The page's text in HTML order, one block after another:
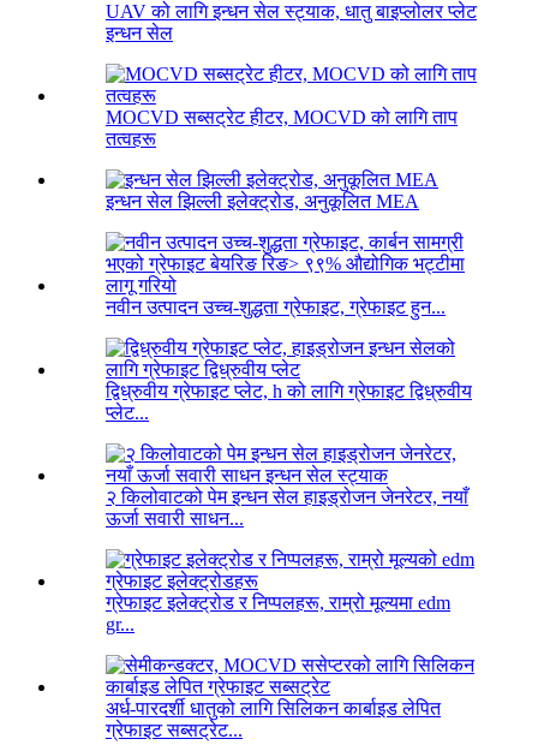
UAV को लागि इन्धन सेल स्ट्याक, धातु बाइप्लोलर प्लेट
इन्धन सेल
MOCVD सब्सट्रेट हीटर, MOCVD को लागि ताप
तत्वहरू
इन्धन सेल झिल्ली इलेक्ट्रोड, अनुकूलित MEA
नवीन उत्पादन उच्च-शुद्धता ग्रेफाइट, ग्रेफाइट हुन...
द्विध्रुवीय ग्रेफाइट प्लेट, h को लागि ग्रेफाइट द्विध्रुवीय
प्लेट...
२ किलोवाटको पेम इन्धन सेल हाइड्रोजन जेनरेटर, नयाँ
ऊर्जा सवारी साधन...
ग्रेफाइट इलेक्ट्रोड र निप्पलहरू, राम्रो मूल्यमा edm
gr...
अर्ध-पारदर्शी धातुको लागि सिलिकन कार्बाइड लेपित
ग्रेफाइट सब्सट्रेट...